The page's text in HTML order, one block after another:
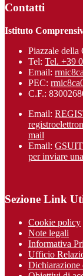
Contatti
Istituto
Piazzale della
Tel: Tel. +39
Email:
PEC:
C.F.:
Email:
mail
Email:
per inviare
Sezione Link
Cookie policy
Note legali
Informativa
Ufficio
Dichiarazione